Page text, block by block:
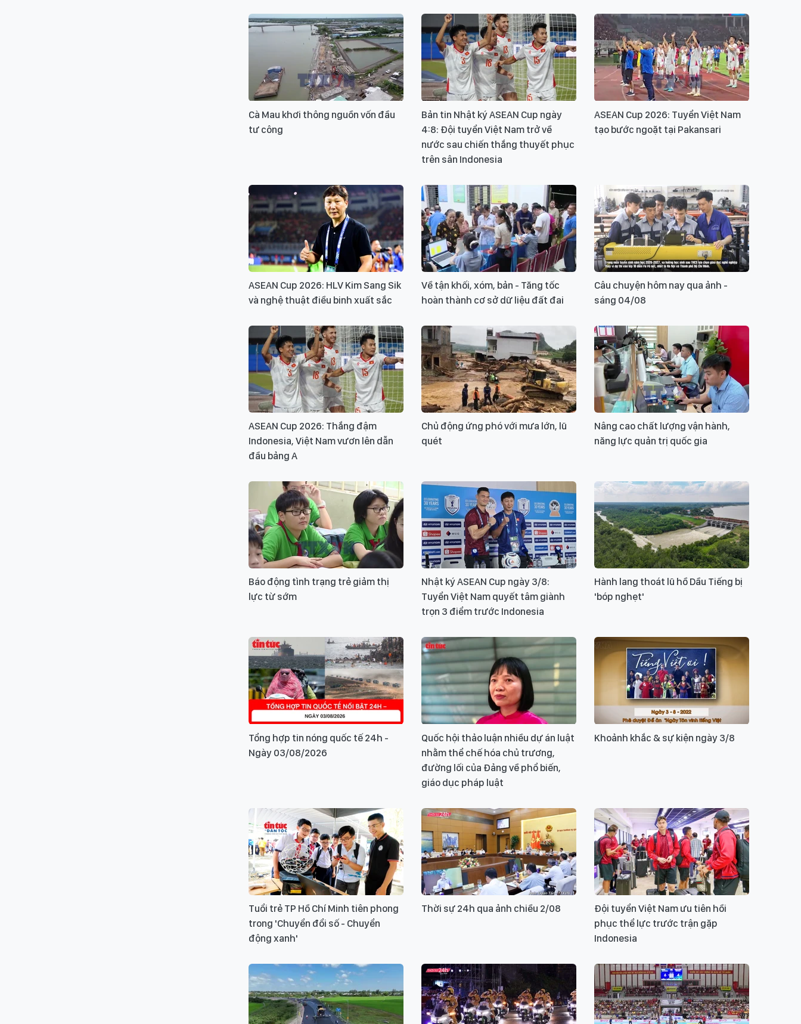
Cà Mau khơi thông nguồn vốn đầu
tư công
Bản tin Nhật ký ASEAN Cup ngày
4:8: Đội tuyển Việt Nam trở về
nước sau chiến thắng thuyết phục
trên sân Indonesia
ASEAN Cup 2026: Tuyển Việt Nam
tạo bước ngoặt tại Pakansari
ASEAN Cup 2026: HLV Kim Sang Sik
và nghệ thuật điều binh xuất sắc
Về tận khối, xóm, bản - Tăng tốc
hoàn thành cơ sở dữ liệu đất đai
Câu chuyện hôm nay qua ảnh -
sáng 04/08
ASEAN Cup 2026: Thắng đậm
Indonesia, Việt Nam vươn lên dẫn
đầu bảng A
Chủ động ứng phó với mưa lớn, lũ
quét
Nâng cao chất lượng vận hành,
năng lực quản trị quốc gia
Báo động tình trạng trẻ giảm thị
lực từ sớm
Nhật ký ASEAN Cup ngày 3/8:
Tuyển Việt Nam quyết tâm giành
trọn 3 điểm trước Indonesia
Hành lang thoát lũ hồ Dầu Tiếng bị
'bóp nghẹt'
Tổng hợp tin nóng quốc tế 24h -
Ngày 03/08/2026
Quốc hội thảo luận nhiều dự án luật
nhằm thể chế hóa chủ trương,
đường lối của Đảng về phổ biến,
giáo dục pháp luật
Khoảnh khắc & sự kiện ngày 3/8
Tuổi trẻ TP Hồ Chí Minh tiên phong
trong 'Chuyển đổi số - Chuyển
động xanh'
Thời sự 24h qua ảnh chiều 2/08
Đội tuyển Việt Nam ưu tiên hồi
phục thể lực trước trận gặp
Indonesia